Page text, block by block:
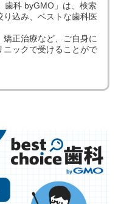
歯科 byGMO」は、検索
込み、ベストな歯科医
正治療など、ご自身に
ニックで受けることがで